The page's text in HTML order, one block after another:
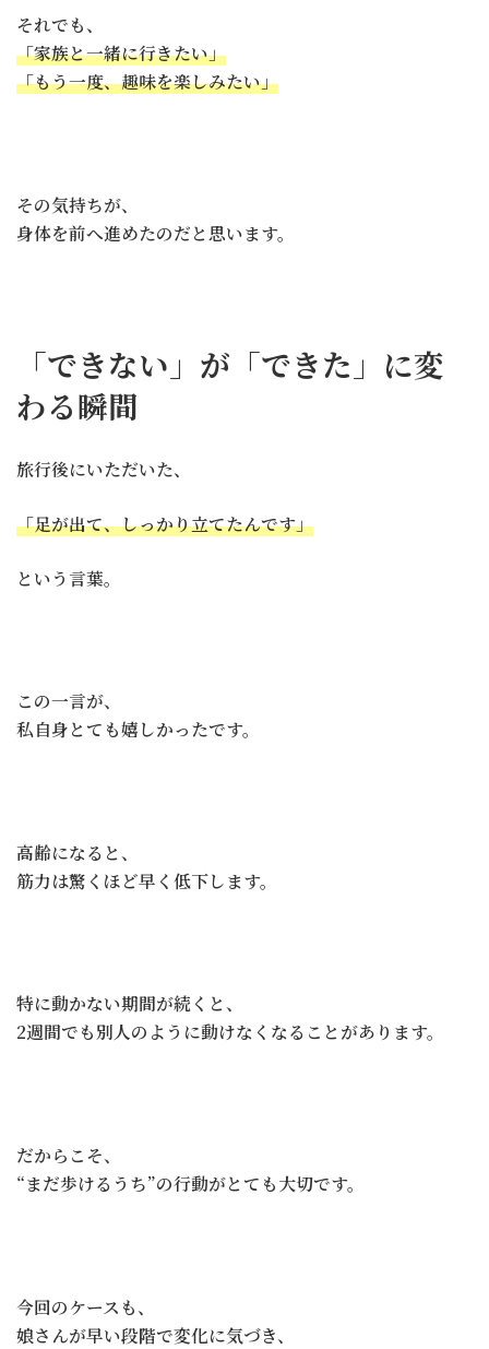
それでも、
「家族と一緒に行きたい」
「もう一度、趣味を楽しみたい」
その気持ちが、
身体を前へ進めたのだと思います。
「できない」が「できた」に変
わる瞬間
旅行後にいただいた、
「足が出て、しっかり立てたんです」
という言葉。
この一言が、
私自身とても嬉しかったです。
高齢になると、
筋力は驚くほど早く低下します。
特に動かない期間が続くと、
2週間でも別人のように動けなくなることがあります。
だからこそ、
“まだ歩けるうち”の行動がとても大切です。
今回のケースも、
娘さんが早い段階で変化に気づき、